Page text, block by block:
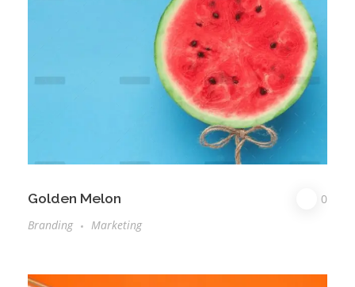
Golden Melon
0
Branding
Marketing